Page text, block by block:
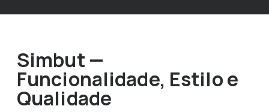
Simbut —
Funcionalidade, Estilo e
Qualidade